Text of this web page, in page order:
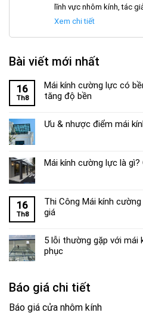
lĩnh vực nhôm kính, tác
noithatnhiha.com
Xem chi tiết
Bài viết mới nhất
16
Th8
Mái kính cường lực có
tăng độ bền
Ưu & nhược điểm mái
Mái kính cường lực là
16
Th8
Thi Công Mái kính
giá
5 lỗi thường gặp với mái
phục
Báo giá chi tiết
Báo giá cửa nhôm kính